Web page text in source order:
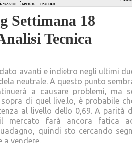
Settimana 18
Tecnica
avanti e indietro negli ultimi
neutrale. A questo punto
a causare problemi, ma
di quel livello, è probabile
al livello dello 0,69. A parità
mercato farà ancora fatica
quindi sto cercando
a vendere.